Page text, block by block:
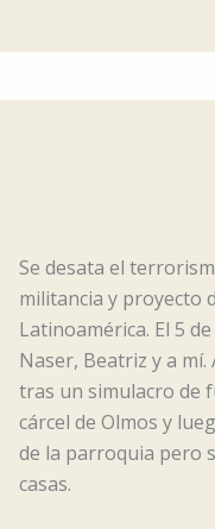
Se desata el
militancia y proyecto
Latinoamérica. El 5
Naser, Beatriz y a
tras un simulacro de
cárcel de Olmos y
de la parroquia pero
casas.